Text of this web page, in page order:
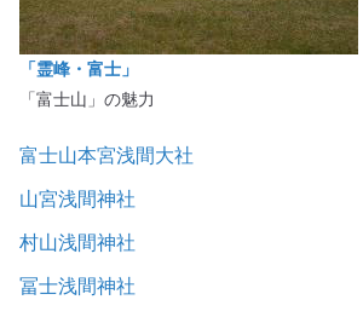
「霊峰・富士」
「富士山」の魅力
富士山本宮浅間大社
山宮浅間神社
村山浅間神社
冨士浅間神社